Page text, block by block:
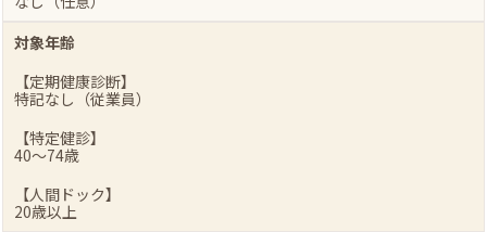
対象年齢
【定期健康診断】
特記なし（従業員）
【特定健診】
40～74歳
【人間ドック】
20歳以上